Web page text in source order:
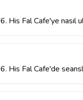
6. His Fal Cafe'ye nasıl
6. His Fal Cafe'de